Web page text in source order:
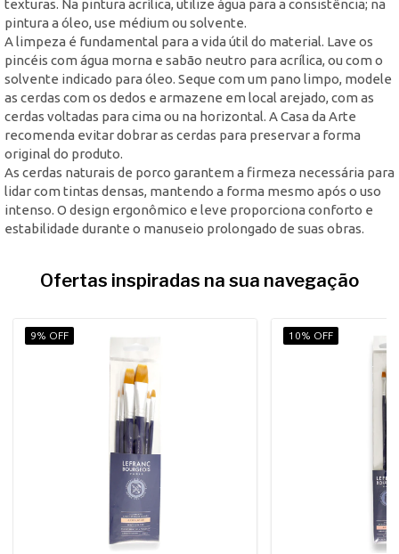
texturas. Na pintura acrílica, utilize água para a consistência; na
pintura a óleo, use médium ou solvente.
A limpeza é fundamental para a vida útil do material. Lave os
pincéis com água morna e sabão neutro para acrílica, ou com o
solvente indicado para óleo. Seque com um pano limpo, modele
as cerdas com os dedos e armazene em local arejado, com as
cerdas voltadas para cima ou na horizontal. A Casa da Arte
recomenda evitar dobrar as cerdas para preservar a forma
original do produto.
As cerdas naturais de porco garantem a firmeza necessária para
lidar com tintas densas, mantendo a forma mesmo após o uso
intenso. O design ergonômico e leve proporciona conforto e
estabilidade durante o manuseio prolongado de suas obras.
Ofertas inspiradas na sua navegação
9% OFF 10% OFF